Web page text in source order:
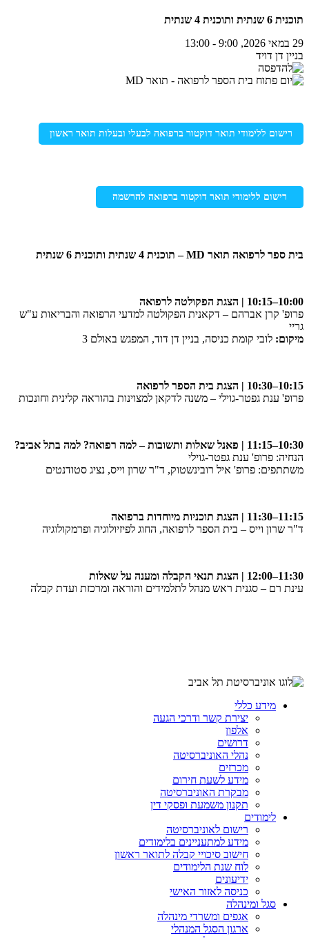
תוכנית 6 שנתית ותוכנית 4 שנתית
29 במאי 2026, 9:00 - 13:00
בניין דן דויד
רישום ללימודי תואר דוקטור ברפואה לבעלי ובעלות תואר ראשון
רישום ללימודי תואר דוקטור ברפואה להרשמה
בית ספר לרפואה תואר MD – תוכנית 4 שנתית ותוכנית 6 שנתית
10:00–10:15 | הצגת הפקולטה לרפואה
פרופ' קרן אברהם – דקאנית הפקולטה למדעי הרפואה והבריאות ע"ש
גריי
מיקום: לובי קומת כניסה, בניין דן דוד, המפגש באולם 3
10:15–10:30 | הצגת בית הספר לרפואה
פרופ' ענת גפטר-גוילי – משנה לדקאן למצוינות בהוראה קלינית וחונכות
10:30–11:15 | פאנל שאלות ותשובות – למה רפואה? למה בתל אביב?
הנחיה: פרופ' ענת גפטר-גוילי
משתתפים: פרופ' איל רובינשטוק, ד"ר שרון וייס, נציג סטודנטים
11:15–11:30 | הצגת תוכניות מיוחדות ברפואה
ד"ר שרון וייס – בית הספר לרפואה, החוג לפיזיולוגיה ופרמקולוגיה
11:30–12:00 | הצגת תנאי הקבלה ומענה על שאלות
עינת רם – סגנית ראש מנהל לתלמידים והוראה ומרכזת ועדת קבלה
מידע כללי
יצירת קשר ודרכי הגעה
אלפון
דרושים
נהלי האוניברסיטה
מכרזים
מידע לשעת חירום
מבקרת האוניברסיטה
תקנון משמעת ופסקי דין
לימודים
רישום לאוניברסיטה
מידע למתעניינים בלימודים
חישוב סיכויי קבלה לתואר ראשון
לוח שנת הלימודים
ידיעונים
כניסה לאזור האישי
סגל ומינהלה
אגפים ומשרדי מינהלה
ארגון הסגל המנהלי